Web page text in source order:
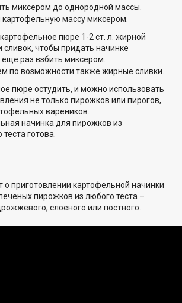
миксером до однородной массы.
пюре 1-2 ст. л. жирной
сливок, чтобы придать начинке
раз взбить миксером.
пюре остудить, и можно использовать
не только пирожков или пирогов,
вареников.
о приготовлении картофельной начинки
пирожков из любого теста –
слоеного или постного.